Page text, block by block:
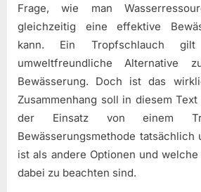
Frage, wie man
gleichzeitig eine effektive
kann. Ein Tropfschlauch
umweltfreundliche Alternative
Bewässerung. Doch ist das
Zusammenhang soll in diesem
der Einsatz von einem
Bewässerungsmethode
ist als andere Optionen und
dabei zu beachten sind.